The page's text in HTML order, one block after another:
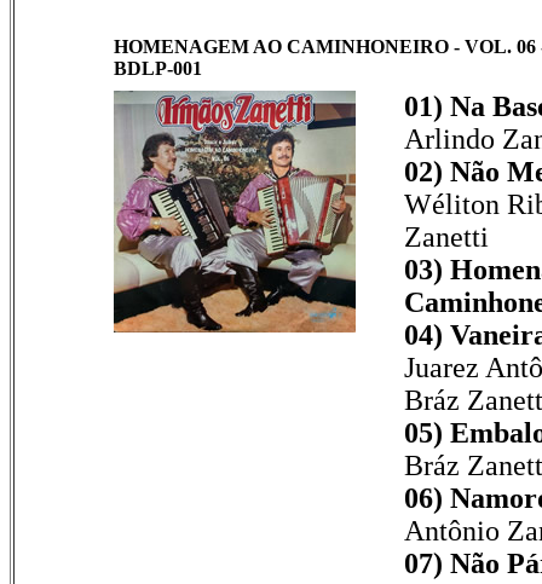
HOMENAGEM AO CAMINHONEIRO - VOL. 06
BDLP-001
01) Na
Arlindo
02) Não
Wéliton
Zanetti
03)
04)
Juarez
Bráz
05)
Bráz
06)
Antônio
07) Não